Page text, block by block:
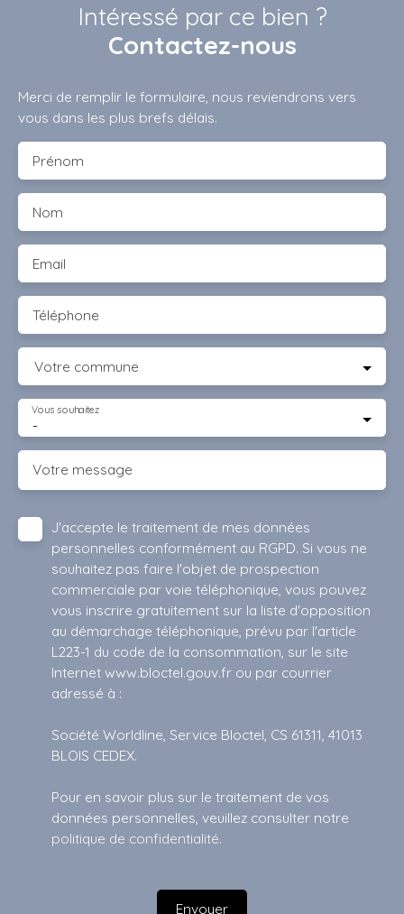
Intéressé par ce bien ?
Contactez-nous
Merci de remplir le formulaire, nous reviendrons vers
vous dans les plus brefs délais.
Prénom
Nom
Email
Téléphone
Votre commune
-
Vous souhaitez
Votre message
J'accepte le traitement de mes données
personnelles conformément au RGPD. Si vous ne
souhaitez pas faire l'objet de prospection
commerciale par voie téléphonique, vous pouvez
vous inscrire gratuitement sur la liste d'opposition
au démarchage téléphonique, prévu par l'article
L223-1 du code de la consommation, sur le site
Internet www.bloctel.gouv.fr ou par courrier
adressé à :
Société Worldline, Service Bloctel, CS 61311, 41013
BLOIS CEDEX.
Pour en savoir plus sur le traitement de vos
données personnelles, veuillez consulter notre
politique de confidentialité.
Envoyer